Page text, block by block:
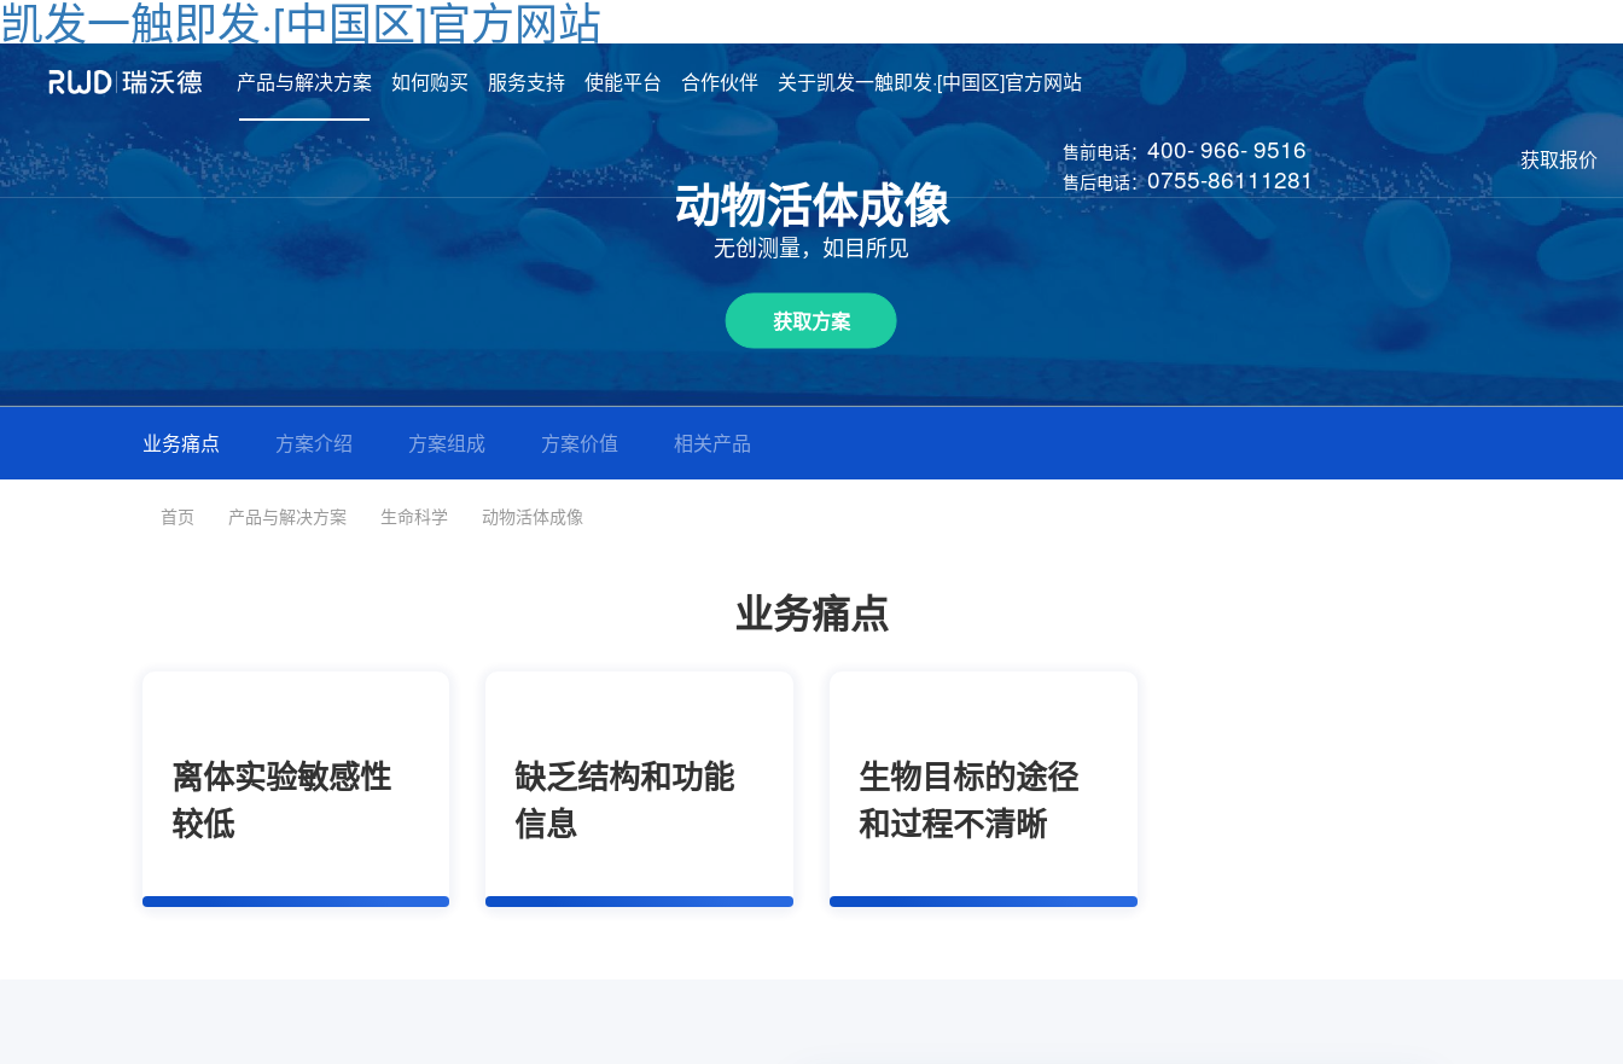
凯发一触即发·[中国区]官方网站
产品与解决方案 如何购买 服务支持 使能平台 合作伙伴 关于凯发一触即发·[中国区]官方网站
售前电话： 400- 966- 9516
售后电话：0755-86111281
获取报价
动物活体成像
无创测量，如目所见
获取方案
业务痛点 方案介绍 方案组成 方案价值 相关产品
首页 产品与解决方案 生命科学 动物活体成像
业务痛点
离体实验敏感性
较低
缺乏结构和功能
信息
生物目标的途径
和过程不清晰